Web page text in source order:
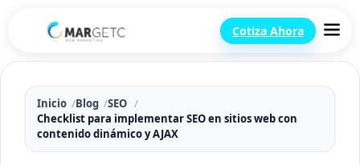
Cotiza Ahora
Inicio Blog
SEO
Checklist para implementar SEO en sitios web con
contenido dinámico y AJAX